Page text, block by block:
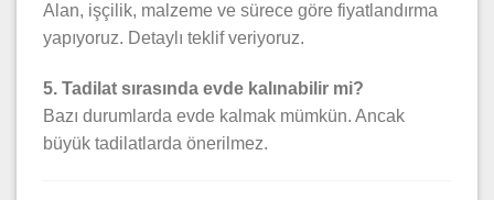
Alan, işçilik, malzeme ve sürece göre fiyatlandırma
yapıyoruz. Detaylı teklif veriyoruz.
5. Tadilat sırasında evde kalınabilir mi?
Bazı durumlarda evde kalmak mümkün. Ancak
büyük tadilatlarda önerilmez.